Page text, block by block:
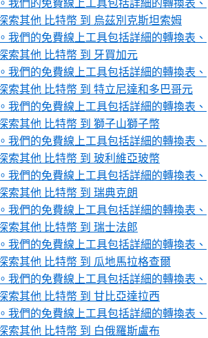
我們的免費線上工具包括詳細的轉換表、
索其他 比特幣 到 烏茲別克斯坦索姆
我們的免費線上工具包括詳細的轉換表、
索其他 比特幣 到 牙買加元
我們的免費線上工具包括詳細的轉換表、
索其他 比特幣 到 特立尼達和多巴哥元
我們的免費線上工具包括詳細的轉換表、
索其他 比特幣 到 獅子山獅子幣
我們的免費線上工具包括詳細的轉換表、
索其他 比特幣 到 玻利維亞玻幣
我們的免費線上工具包括詳細的轉換表、
索其他 比特幣 到 瑞典克朗
我們的免費線上工具包括詳細的轉換表、
索其他 比特幣 到 瑞士法郎
我們的免費線上工具包括詳細的轉換表、
索其他 比特幣 到 瓜地馬拉格查爾
我們的免費線上工具包括詳細的轉換表、
索其他 比特幣 到 甘比亞達拉西
我們的免費線上工具包括詳細的轉換表、
索其他 比特幣 到 白俄羅斯盧布